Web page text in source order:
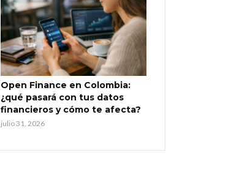
Open Finance en Colombia:
¿qué pasará con tus datos
financieros y cómo te afecta?
julio 31, 2026